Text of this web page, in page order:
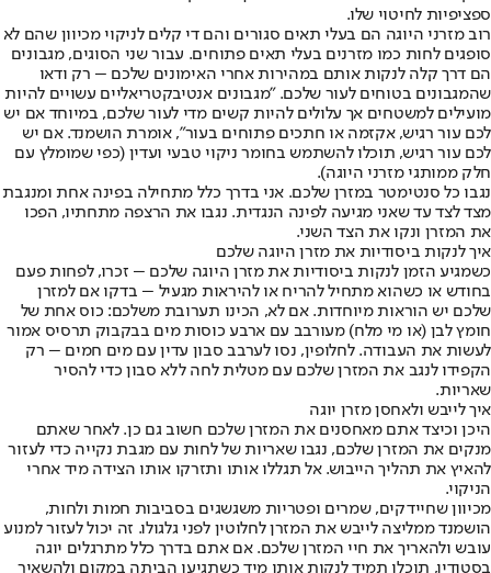
ספציפיות לחיטוי שלו.
רוב מזרני היוגה הם בעלי תאים סגורים והם די קלים לניקוי מכיוון שהם לא
סופגים לחות כמו מזרנים בעלי תאים פתוחים. עבור שני הסוגים, מגבונים
הם דרך קלה לנקות אותם במהירות אחרי האימונים שלכם – רק ודאו
שהמגבונים בטוחים לעור שלכם. "מגבונים אנטיבקטריאליים עשויים להיות
מועילים למשטחים אך עלולים להיות קשים מדי לעור שלכם, במיוחד אם יש
לכם עור רגיש, אקזמה או חתכים פתוחים בעור", אומרת הושמנד. אם יש
לכם עור רגיש, תוכלו להשתמש בחומר ניקוי טבעי ועדין (כפי שמומלץ עם
חלק ממותגי מזרני היוגה).
נגבו כל סנטימטר במזרן שלכם. אני בדרך כלל מתחילה בפינה אחת ומנגבת
מצד לצד עד שאני מגיעה לפינה הנגדית. נגבו את הרצפה מתחתיו, הפכו
את המזרן ונקו את הצד השני.
איך לנקות ביסודיות את מזרן היוגה שלכם
כשמגיע הזמן לנקות ביסודיות את מזרן היוגה שלכם – זכרו, לפחות פעם
בחודש או כשהוא מתחיל להריח או להיראות מגעיל – בדקו אם למזרן
שלכם יש הוראות מיוחדות. אם לא, הכינו תערובת משלכם: כוס אחת של
חומץ לבן (או מי מלח) מעורבב עם ארבע כוסות מים בבקבוק תרסיס אמור
לעשות את העבודה. לחלופין, נסו לערבב סבון עדין עם מים חמים – רק
הקפידו לנגב את המזרן שלכם עם מטלית לחה ללא סבון כדי להסיר
שאריות.
איך לייבש ולאחסן מזרן יוגה
היכן וכיצד אתם מאחסנים את המזרן שלכם חשוב גם כן. לאחר שאתם
מנקים את המזרן שלכם, נגבו שאריות של לחות עם מגבת נקייה כדי לעזור
להאיץ את תהליך הייבוש. אל תגללו אותו ותזרקו אותו הצידה מיד אחרי
הניקוי.
מכיוון שחיידקים, שמרים ופטריות משגשגים בסביבות חמות ולחות,
הושמנד ממליצה לייבש את המזרן לחלוטין לפני גלגולו. זה יכול לעזור למנוע
עובש ולהאריך את חיי המזרן שלכם. אם אתם בדרך כלל מתרגלים יוגה
בסטודיו, תוכלו תמיד לנקות אותו מיד כשתגיעו הביתה במקום ולהשאיר